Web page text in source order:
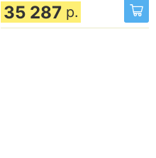
35 287 р.